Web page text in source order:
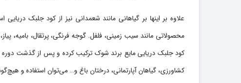
علاوه بر اینها بر گیاهانی مانند شعمدانی نیز از کود جلبک
محصولاتی مانند سیب زمینی، فلفل. گوجه فرنگی، پرتقال، بامیه،
کود جلبک دریایی مایع برند شوک ترکیب کرده و پس از گذشت دوره
کشاورزی، گیاهان آپارتمانی، درختان باغ و… می‌توان استفاده و